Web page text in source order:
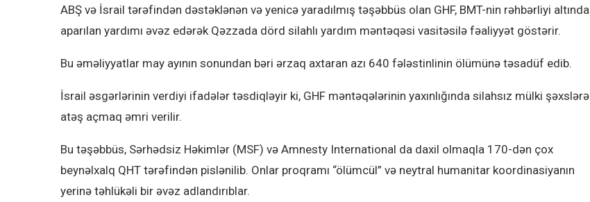
ABŞ və İsrail tərəfindən dəstəklənən və yenicə yaradılmış təşəbbüs olan GHF, BMT-nin rəhbərliyi altında
aparılan yardımı əvəz edərək Qəzzada dörd silahlı yardım məntəqəsi vasitəsilə fəaliyyət göstərir.
Bu əməliyyatlar may ayının sonundan bəri ərzaq axtaran azı 640 fələstinlinin ölümünə təsadüf edib.
İsrail əsgərlərinin verdiyi ifadələr təsdiqləyir ki, GHF məntəqələrinin yaxınlığında silahsız mülki şəxslərə
atəş açmaq əmri verilir.
Bu təşəbbüs, Sərhədsiz Həkimlər (MSF) və Amnesty International da daxil olmaqla 170-dən çox
beynəlxalq QHT tərəfindən pislənilib. Onlar proqramı “ölümcül” və neytral humanitar koordinasiyanın
yerinə təhlükəli bir əvəz adlandırıblar.